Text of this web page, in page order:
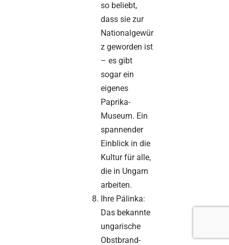
so beliebt,
dass sie zur
Nationalgewür
z geworden ist
– es gibt
sogar ein
eigenes
Paprika-
Museum. Ein
spannender
Einblick in die
Kultur für alle,
die in Ungarn
arbeiten.
Ihre Pálinka:
Das bekannte
ungarische
Obstbrand-